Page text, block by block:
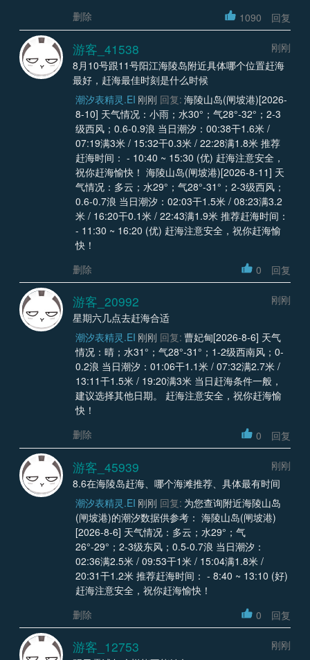
删除
1090 回复
游客_41538
刚刚
8月10号跟11号阳江海陵岛附近具体哪个位置赶海
最好，赶海最佳时刻是什么时候
潮汐表精灵.EI 刚刚 回复: 海陵山岛(闸坡港)[2026-
8-10] 天气情况：小雨；水30°；气28°-32°；2-3
级西风；0.6-0.9浪 当日潮汐：00:38干1.6米 /
07:19满3米 / 15:32干0.3米 / 22:28满1.8米 推荐
赶海时间： - 10:40 ~ 15:30 (优) 赶海注意安全，
祝你赶海愉快！ 海陵山岛(闸坡港)[2026-8-11] 天
气情况：多云；水29°；气28°-31°；2-3级西风；
0.6-0.7浪 当日潮汐：02:03干1.5米 / 08:23满3.2
米 / 16:20干0.1米 / 22:43满1.9米 推荐赶海时间：
- 11:30 ~ 16:20 (优) 赶海注意安全，祝你赶海愉
快！
删除
0 回复
游客_20992
刚刚
星期六几点去赶海合适
潮汐表精灵.EI 刚刚 回复: 曹妃甸[2026-8-6] 天气
情况：晴；水31°；气28°-31°；1-2级西南风；0-
0.2浪 当日潮汐：01:06干1.1米 / 07:32满2.7米 /
13:11干1.5米 / 19:20满3米 当日赶海条件一般，
建议选择其他日期。 赶海注意安全，祝你赶海愉
快！
删除
0 回复
游客_45939
刚刚
8.6在海陵岛赶海、哪个海滩推荐、具体最有时间
潮汐表精灵.EI 刚刚 回复: 为您查询附近海陵山岛
(闸坡港)的潮汐数据供参考： 海陵山岛(闸坡港)
[2026-8-6] 天气情况：多云；水29°；气
26°-29°；2-3级东风；0.5-0.7浪 当日潮汐：
02:36满2.5米 / 09:53干1米 / 15:04满1.8米 /
20:31干1.2米 推荐赶海时间： - 8:40 ~ 13:10 (好)
赶海注意安全，祝你赶海愉快！
删除
0 回复
游客_12753
刚刚